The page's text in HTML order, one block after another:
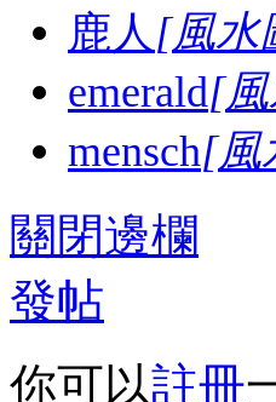
鹿人[風水
emerald[
mensch[風
關閉邊欄
發帖
你可以註冊